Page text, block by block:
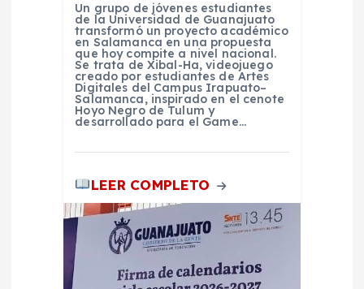
Un grupo de jóvenes estudiantes
de la Universidad de Guanajuato
transformó un proyecto académico
en Salamanca en una propuesta
que hoy compite a nivel nacional.
Se trata de Xibal-Ha, videojuego
creado por estudiantes de Artes
Digitales del Campus Irapuato–
Salamanca, inspirado en el cenote
Hoyo Negro de Tulum y
desarrollado para el Game…
LEER COMPLETO